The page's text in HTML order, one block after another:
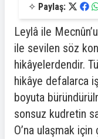
✧ Paylaş:
Leylâ ile
ile sevilen söz
hikâyelerdendir.
hikâye defalarca
boyuta
sonsuz kudretin
O’na ulaşmak